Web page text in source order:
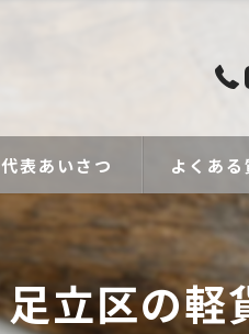
代表あいさつ よくある
足立区の軽